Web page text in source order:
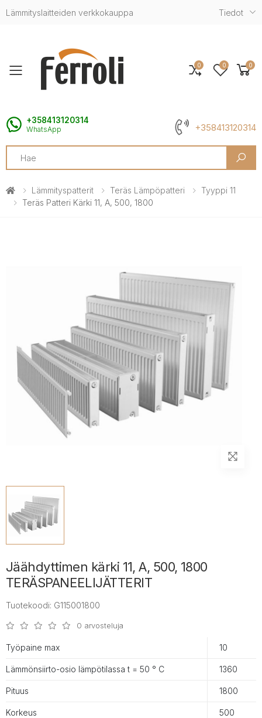
Lämmityslaitteiden verkkokauppa Tiedot
Toggle mobile menu
+358413120314
WhatsApp +358413120314
Search
0 0 0
Lämmityspatterit Teräs Lämpöpatteri
Tyyppi 11
Teräs Patteri Kärki 11, A, 500, 1800
Jäähdyttimen kärki 11, A, 500, 1800
TERÄSPANEELIJÄTTERIT
Tuotekoodi: G115001800
0 arvosteluja
Työpaine max 10
Lämmönsiirto-osio lämpötilassa t = 50 ° С 1360
Pituus 1800
Korkeus 500